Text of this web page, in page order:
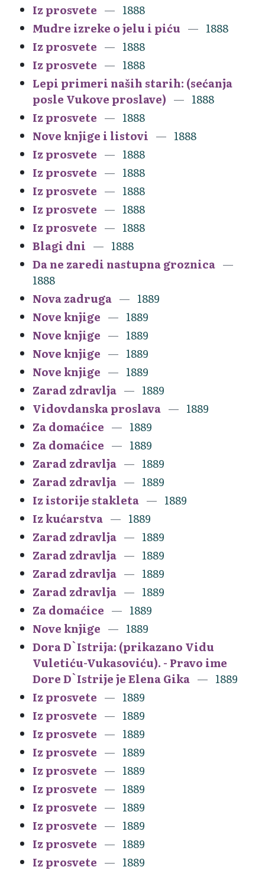
Iz prosvete
1888
Mudre izreke o jelu i piću
1888
Iz prosvete
1888
Iz prosvete
1888
Lepi primeri naših starih: (sećanja
posle Vukove proslave)
1888
Iz prosvete
1888
Nove knjige i listovi
1888
Iz prosvete
1888
Iz prosvete
1888
Iz prosvete
1888
Iz prosvete
1888
Iz prosvete
1888
Blagi dni
1888
Da ne zaredi nastupna groznica
1888
Nova zadruga
1889
Nove knjige
1889
Nove knjige
1889
Nove knjige
1889
Nove knjige
1889
Zarad zdravlja
1889
Vidovdanska proslava
1889
Za domaćice
1889
Za domaćice
1889
Zarad zdravlja
1889
Zarad zdravlja
1889
Iz istorije stakleta
1889
Iz kućarstva
1889
Zarad zdravlja
1889
Zarad zdravlja
1889
Zarad zdravlja
1889
Zarad zdravlja
1889
Za domaćice
1889
Nove knjige
1889
Dora D`Istrija: (prikazano Vidu
Vuletiću-Vukasoviću). - Pravo ime
Dore D`Istrije je Elena Gika
1889
Iz prosvete
1889
Iz prosvete
1889
Iz prosvete
1889
Iz prosvete
1889
Iz prosvete
1889
Iz prosvete
1889
Iz prosvete
1889
Iz prosvete
1889
Iz prosvete
1889
Iz prosvete
1889